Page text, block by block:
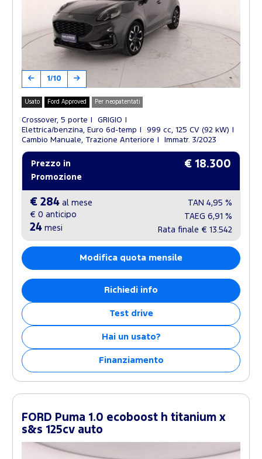
1/10
Usato Ford Approved Per neopatentati
Crossover, 5 porte
GRIGIO
Elettrica/benzina, Euro 6d-temp
999 cc, 125 CV (92 kW)
Cambio Manuale, Trazione Anteriore
Immatr. 3/2023
Prezzo in
Promozione
€ 18.300
€ 284 al mese
€ 0 anticipo
24 mesi
TAN 4,95 %
TAEG 6,91 %
Rata finale € 13.542
Modifica quota mensile
Richiedi info
Test drive
Hai un usato?
Finanziamento
FORD Puma 1.0 ecoboost h titanium x
s&s 125cv auto